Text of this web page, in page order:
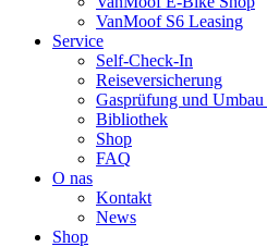
VanMoof S6 Leasing
Service
Self-Check-In
Reiseversicherung
Gasprüfung und Umbau
Bibliothek
Shop
FAQ
O nas
Kontakt
News
Shop